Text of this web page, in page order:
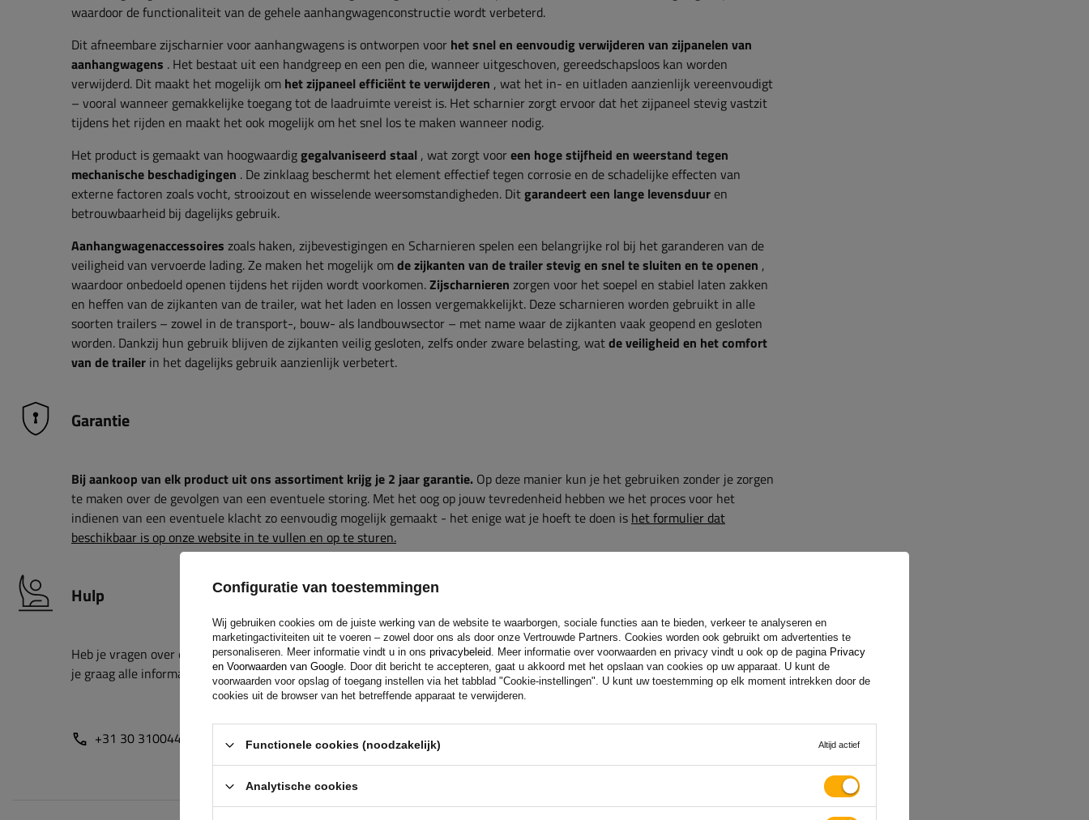
waardoor de functionaliteit van de gehele aanhangwagenconstructie wordt verbeterd.
Dit afneembare zijscharnier voor aanhangwagens is ontworpen voor het snel en eenvoudig verwijderen van zijpanelen van
aanhangwagens . Het bestaat uit een handgreep en een pen die, wanneer uitgeschoven, gereedschapsloos kan worden
verwijderd. Dit maakt het mogelijk om het zijpaneel efficiënt te verwijderen , wat het in- en uitladen aanzienlijk vereenvoudigt
– vooral wanneer gemakkelijke toegang tot de laadruimte vereist is. Het scharnier zorgt ervoor dat het zijpaneel stevig vastzit
tijdens het rijden en maakt het ook mogelijk om het snel los te maken wanneer nodig.
Het product is gemaakt van hoogwaardiggegalvaniseerd staal , wat zorgt vooreen hoge stijfheid en weerstand tegen
mechanische beschadigingen . De zinklaag beschermt het element effectief tegen corrosie en de schadelijke effecten van
externe factoren zoals vocht, strooizout en wisselende weersomstandigheden. Ditgarandeert een lange levensduur en
betrouwbaarheid bij dagelijks gebruik.
Aanhangwagenaccessoires zoals haken, zijbevestigingen en Scharnieren spelen een belangrijke rol bij het garanderen van de
veiligheid van vervoerde lading. Ze maken het mogelijk omde zijkanten van de trailer stevig en snel te sluiten en te openen ,
waardoor onbedoeld openen tijdens het rijden wordt voorkomen.Zijscharnieren zorgen voor het soepel en stabiel laten zakken
en heffen van de zijkanten van de trailer, wat het laden en lossen vergemakkelijkt. Deze scharnieren worden gebruikt in alle
soorten trailers – zowel in de transport-, bouw- als landbouwsector – met name waar de zijkanten vaak geopend en gesloten
worden. Dankzij hun gebruik blijven de zijkanten veilig gesloten, zelfs onder zware belasting, watde veiligheid en het comfort
van de trailer in het dagelijks gebruik aanzienlijk verbetert.
Garantie
Bij aankoop van elk product uit ons assortiment krijg je 2 jaar garantie. Op deze manier kun je het gebruiken zonder je zorgen
te maken over de gevolgen van een eventuele storing. Met het oog op jouw tevredenheid hebben we het proces voor het
indienen van een eventuele klacht zo eenvoudig mogelijk gemaakt - het enige wat je hoeft te doen is het formulier dat
beschikbaar is op onze website in te vullen en op te sturen.
Hulp
Heb je vragen over de keuze of het gebruik van onze producten? Neem contact met ons op! De specialisten van Unitrailer geven
je graag alle informatie.
+31 30 3100444 unitrailer@utrailer.nl
Configuratie van toestemmingen
Wij gebruiken cookies om de juiste werking van de website te waarborgen, sociale functies aan te bieden, verkeer te analyseren en
marketingactiviteiten uit te voeren – zowel door ons als door onze Vertrouwde Partners. Cookies worden ook gebruikt om advertenties te
personaliseren. Meer informatie vindt u in ons privacybeleid. Meer informatie over voorwaarden en privacy vindt u ook op de pagina Privacy
en Voorwaarden van Google. Door dit bericht te accepteren, gaat u akkoord met het opslaan van cookies op uw apparaat. U kunt de
voorwaarden voor opslag of toegang instellen via het tabblad "Cookie-instellingen". U kunt uw toestemming op elk moment intrekken door de
cookies uit de browser van het betreffende apparaat te verwijderen.
Functionele cookies (noodzakelijk) Altijd actief
Analytische cookies